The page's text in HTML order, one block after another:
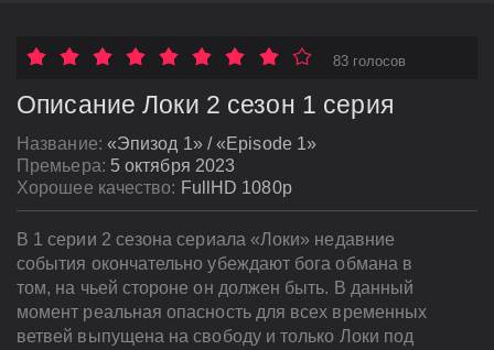
Описание Локи 2 сезон 1 серия
Название: «Эпизод 1» / «Episode 1»
Премьера: 5 октября 2023
Хорошее качество: FullHD 1080p
83 голосов
В 1 серии 2 сезона сериала «Локи» недавние
события окончательно убеждают бога обмана в
том, на чьей стороне он должен быть. В данный
момент реальная опасность для всех временных
ветвей выпущена на свободу и только Локи под